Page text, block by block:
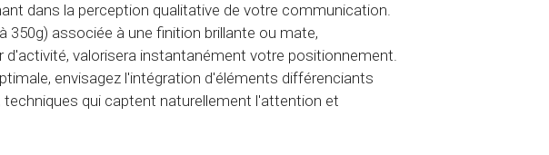
dans la perception qualitative de votre communication.
associée à une finition brillante ou mate,
valorisera instantanément votre positionnement.
envisagez l'intégration d'éléments différenciants
qui captent naturellement l'attention et